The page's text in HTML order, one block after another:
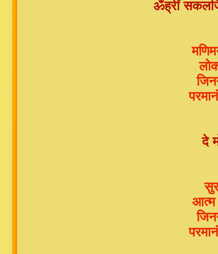
ॐह्रीं
दे
आत्म